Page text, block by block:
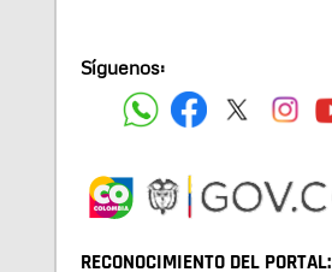
Síguenos:
RECONOCIMIENTO DEL PORTAL: